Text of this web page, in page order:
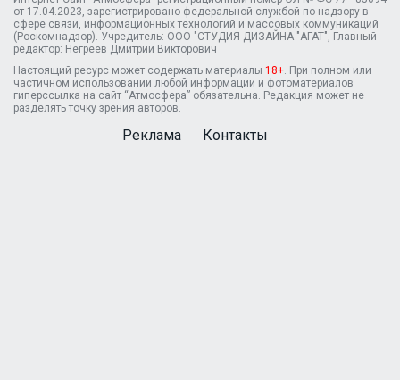
от 17.04.2023, зарегистрировано федеральной службой по надзору в
сфере связи, информационных технологий и массовых коммуникаций
(Роскомнадзор). Учредитель: ООО "СТУДИЯ ДИЗАЙНА "АГАТ", Главный
редактор: Негреев Дмитрий Викторович
Настоящий ресурс может содержать материалы 18+ . При полном или
частичном использовании любой информации и фотоматериалов
гиперссылка на сайт “Атмосфера” обязательна. Редакция может не
разделять точку зрения авторов.
Реклама Контакты